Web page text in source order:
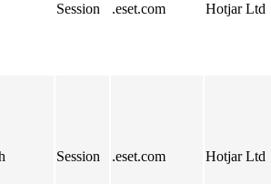
Session .eset.com Hotjar Ltd
Session .eset.com Hotjar Ltd